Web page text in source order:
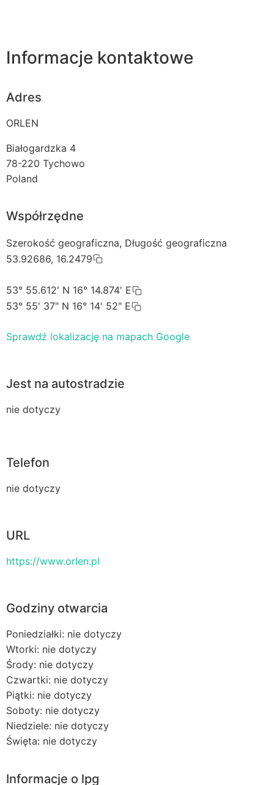
Informacje kontaktowe
Adres
ORLEN
Białogardzka 4
78-220 Tychowo
Poland
Współrzędne
Szerokość geograficzna, Długość geograficzna
53.92686, 16.2479
53° 55.612' N 16° 14.874' E
53° 55' 37" N 16° 14' 52" E
Sprawdź lokalizację na mapach Google
Jest na autostradzie
nie dotyczy
Telefon
nie dotyczy
URL
https://www.orlen.pl
Godziny otwarcia
Poniedziałki: nie dotyczy
Wtorki: nie dotyczy
Środy: nie dotyczy
Czwartki: nie dotyczy
Piątki: nie dotyczy
Soboty: nie dotyczy
Niedziele: nie dotyczy
Święta: nie dotyczy
Informacje o lpg